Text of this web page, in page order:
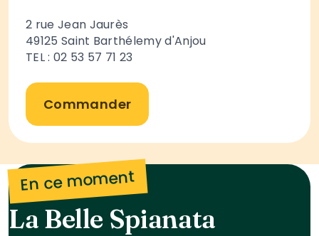
2 rue Jean Jaurès
49125 Saint Barthélemy d'Anjou
TEL : 02 53 57 71 23
Commander
En ce moment
La Belle Spianata